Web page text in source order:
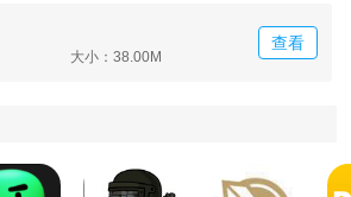
大小：38.00M
查看